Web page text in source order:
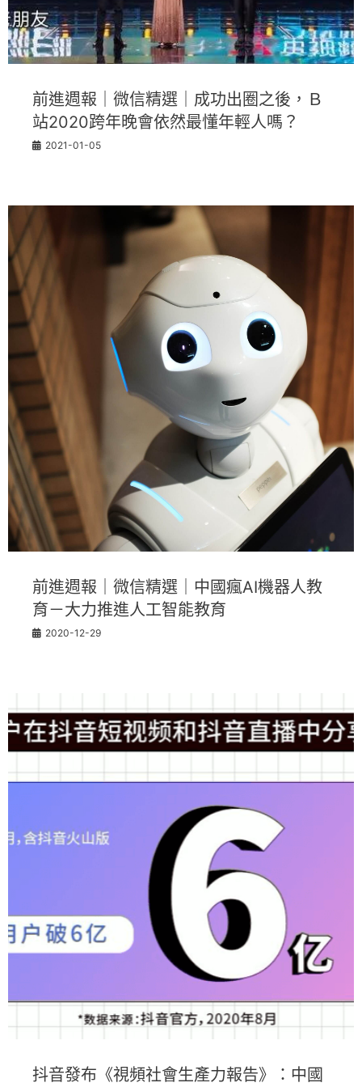
前進週報｜微信精選｜成功出圈之後，Ｂ
站2020跨年晚會依然最懂年輕人嗎？
2021-01-05
前進週報｜微信精選｜中國瘋AI機器人教
育－大力推進人工智能教育
2020-12-29
抖音發布《視頻社會生產力報告》：中國